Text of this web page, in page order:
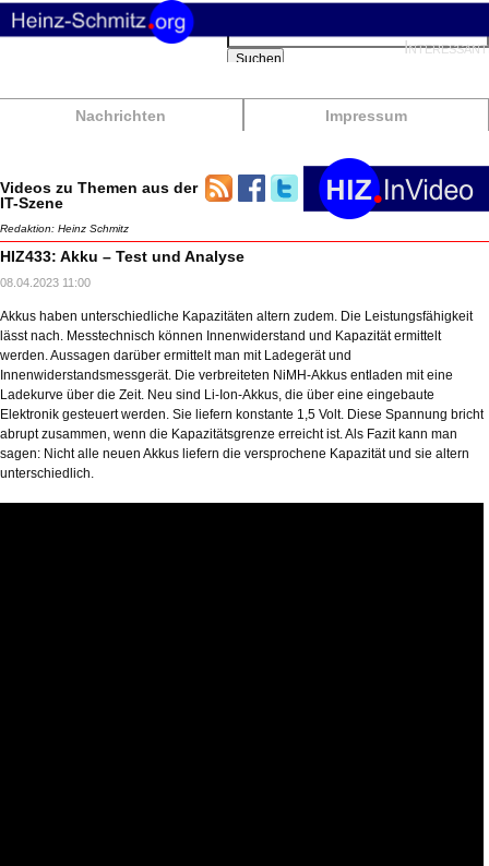
Nachrichten Impressum
Suchbegriffe
Suchen
Videos zu Themen aus der
IT-Szene
Redaktion: Heinz Schmitz
HIZ433: Akku – Test und Analyse
08.04.2023 11:00
Akkus haben unterschiedliche Kapazitäten altern zudem. Die Leistungsfähigkeit
lässt nach. Messtechnisch können Innenwiderstand und Kapazität ermittelt
werden. Aussagen darüber ermittelt man mit Ladegerät und
Innenwiderstandsmessgerät. Die verbreiteten NiMH-Akkus entladen mit eine
Ladekurve über die Zeit. Neu sind Li-Ion-Akkus, die über eine eingebaute
Elektronik gesteuert werden. Sie liefern konstante 1,5 Volt. Diese Spannung bricht
abrupt zusammen, wenn die Kapazitätsgrenze erreicht ist. Als Fazit kann man
sagen: Nicht alle neuen Akkus liefern die versprochene Kapazität und sie altern
unterschiedlich.